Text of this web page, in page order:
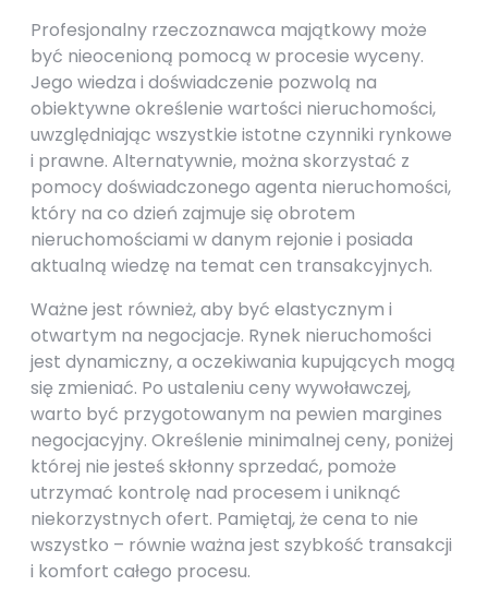
Profesjonalny rzeczoznawca majątkowy może
być nieocenioną pomocą w procesie wyceny.
Jego wiedza i doświadczenie pozwolą na
obiektywne określenie wartości nieruchomości,
uwzględniając wszystkie istotne czynniki rynkowe
i prawne. Alternatywnie, można skorzystać z
pomocy doświadczonego agenta nieruchomości,
który na co dzień zajmuje się obrotem
nieruchomościami w danym rejonie i posiada
aktualną wiedzę na temat cen transakcyjnych.
Ważne jest również, aby być elastycznym i
otwartym na negocjacje. Rynek nieruchomości
jest dynamiczny, a oczekiwania kupujących mogą
się zmieniać. Po ustaleniu ceny wywoławczej,
warto być przygotowanym na pewien margines
negocjacyjny. Określenie minimalnej ceny, poniżej
której nie jesteś skłonny sprzedać, pomoże
utrzymać kontrolę nad procesem i uniknąć
niekorzystnych ofert. Pamiętaj, że cena to nie
wszystko – równie ważna jest szybkość transakcji
i komfort całego procesu.